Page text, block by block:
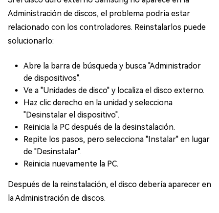
Administración de discos, el problema podría estar
relacionado con los controladores. Reinstalarlos puede
solucionarlo:
Abre la barra de búsqueda y busca "Administrador
de dispositivos".
Ve a "Unidades de disco" y localiza el disco externo.
Haz clic derecho en la unidad y selecciona
"Desinstalar el dispositivo".
Reinicia la PC después de la desinstalación.
Repite los pasos, pero selecciona "Instalar" en lugar
de "Desinstalar".
Reinicia nuevamente la PC.
Después de la reinstalación, el disco debería aparecer en
la Administración de discos.